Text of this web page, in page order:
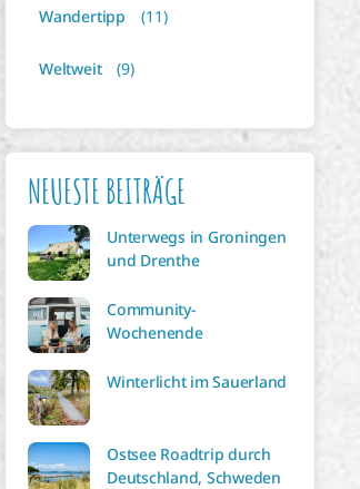
Wandertipp (11)
Weltweit (9)
NEUESTE BEITRÄGE
Unterwegs in Groningen
und Drenthe
Community-
Wochenende
Winterlicht im Sauerland
Ostsee Roadtrip durch
Deutschland, Schweden